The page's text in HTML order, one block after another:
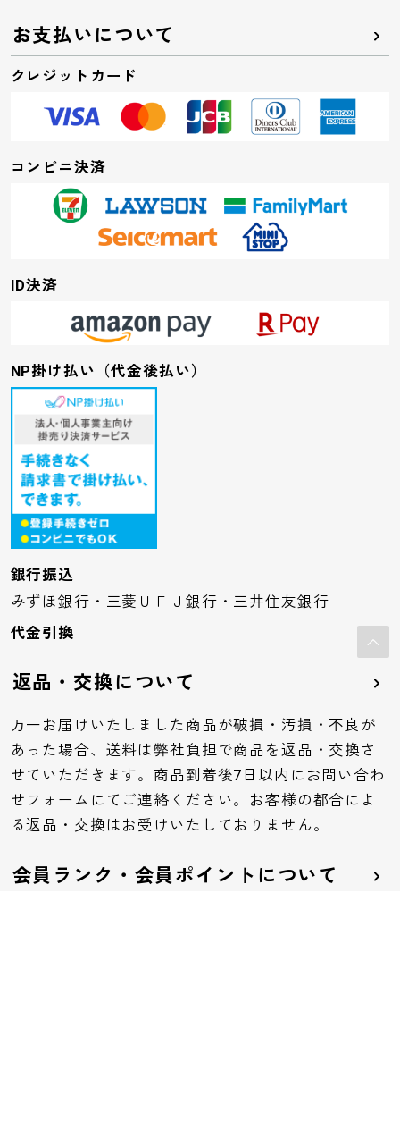
お支払いについて
クレジットカード
コンビニ決済
ID決済
NP掛け払い（代金後払い）
銀行振込
みずほ銀行・三菱ＵＦＪ銀行・三井住友銀行
代金引換
返品・交換について
万一お届けいたしました商品が破損・汚損・不良が
あった場合、送料は弊社負担で商品を返品・交換さ
せていただきます。商品到着後7日以内にお問い合わ
せフォームにてご連絡ください。お客様の都合によ
る返品・交換はお受けいたしておりません。
会員ランク・会員ポイントについて